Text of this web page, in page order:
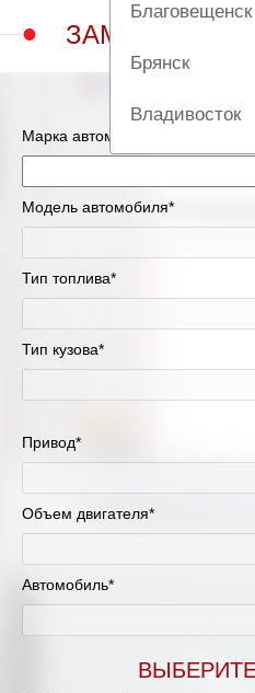
Благовещенск
Брянск
Владивосток
Екатеринбург
Краснодар
ЗАМЕНА
Марка автомобиля*
Модель автомобиля*
Тип топлива*
Тип кузова*
Привод*
Объем двигателя*
Автомобиль*